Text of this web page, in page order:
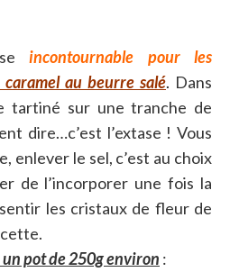
incontournable pour les
caramel au beurre salé. Dans
tartiné sur une tranche de
dire…c’est l’extase ! Vous
enlever le sel, c’est au choix
de l’incorporer une fois la
les cristaux de fleur de
pot de 250g environ :